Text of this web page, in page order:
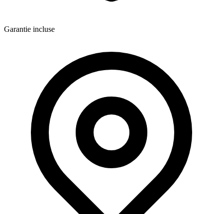
Garantie incluse